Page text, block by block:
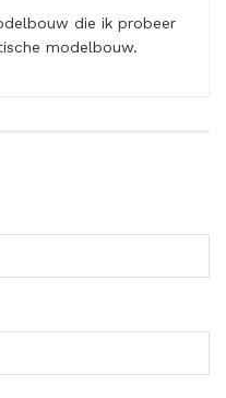
die ik probeer
modelbouw.